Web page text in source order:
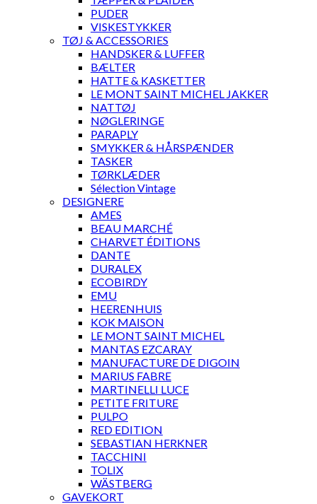
PUDER
VISKESTYKKER
TØJ & ACCESSORIES
HANDSKER & LUFFER
BÆLTER
HATTE & KASKETTER
LE MONT SAINT MICHEL JAKKER
NATTØJ
NØGLERINGE
PARAPLY
SMYKKER & HÅRSPÆNDER
TASKER
TØRKLÆDER
Sélection Vintage
DESIGNERE
AMES
BEAU MARCHÉ
CHARVET ÉDITIONS
DANTE
DURALEX
ECOBIRDY
EMU
HEERENHUIS
KOK MAISON
LE MONT SAINT MICHEL
MANTAS EZCARAY
MANUFACTURE DE DIGOIN
MARIUS FABRE
MARTINELLI LUCE
PETITE FRITURE
PULPO
RED EDITION
SEBASTIAN HERKNER
TACCHINI
TOLIX
WÄSTBERG
GAVEKORT